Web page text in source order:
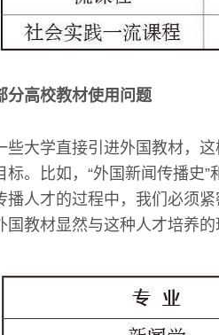
分高校教材使用问题
些大学直接引进外国教材，
标。比如，“外国新闻传播史
播人才的过程中，我们必须
国教材显然与这种人才培养的